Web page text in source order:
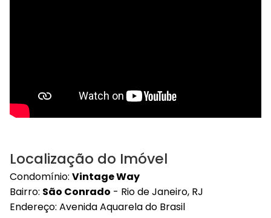
Localização do Imóvel
Condomínio: Vintage Way
Bairro: São Conrado - Rio de Janeiro, RJ
Endereço: Avenida Aquarela do Brasil